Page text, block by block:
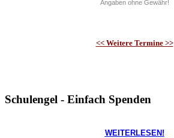
Angaben ohne Gewähr!
<< Weitere Termine >>
Schulengel - Einfach Spenden
WEITERLESEN!